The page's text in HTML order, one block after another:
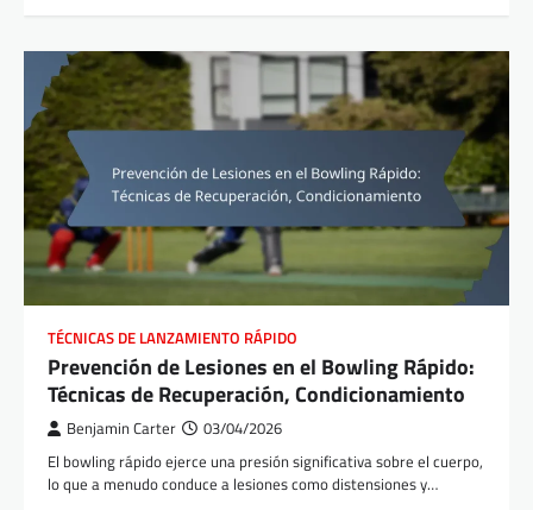
TÉCNICAS DE LANZAMIENTO RÁPIDO
Prevención de Lesiones en el Bowling Rápido:
Técnicas de Recuperación, Condicionamiento
Benjamin Carter 03/04/2026
El bowling rápido ejerce una presión significativa sobre el cuerpo,
lo que a menudo conduce a lesiones como distensiones y…